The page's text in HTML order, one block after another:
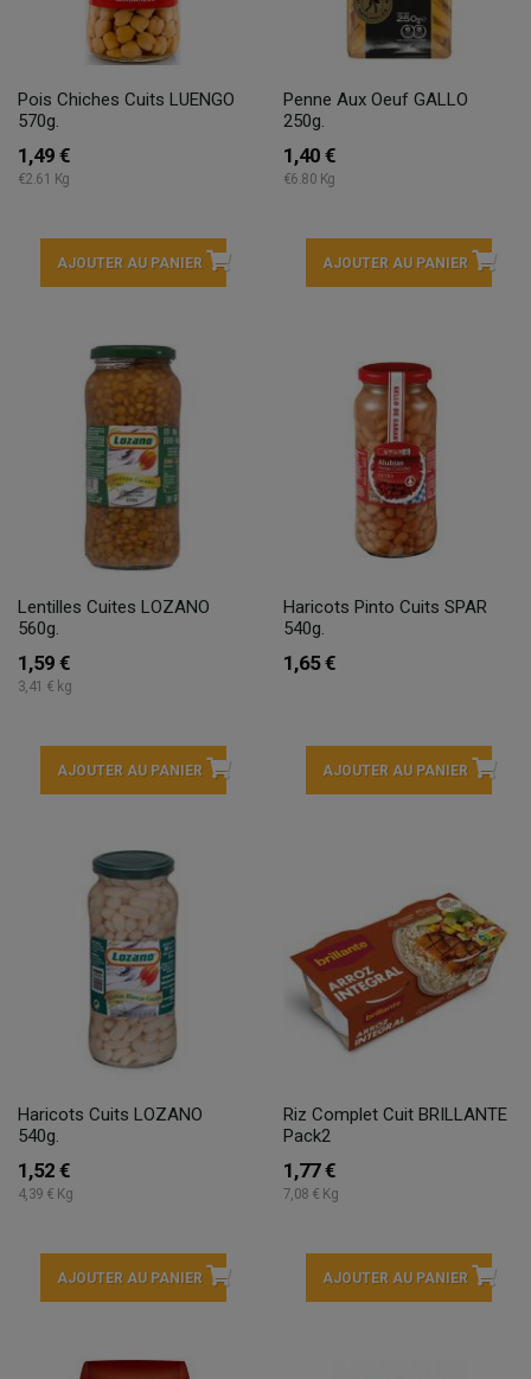
Pois Chiches Cuits LUENGO
570g.
1,49 €
€2.61 Kg
AJOUTER AU PANIER
Penne Aux Oeuf GALLO
250g.
1,40 €
€6.80 Kg
AJOUTER AU PANIER
Lentilles Cuites LOZANO
560g.
1,59 €
3,41 € kg
AJOUTER AU PANIER
Haricots Pinto Cuits SPAR
540g.
1,65 €
AJOUTER AU PANIER
Haricots Cuits LOZANO
540g.
1,52 €
4,39 € Kg
AJOUTER AU PANIER
Riz Complet Cuit BRILLANTE
Pack2
1,77 €
7,08 € Kg
AJOUTER AU PANIER